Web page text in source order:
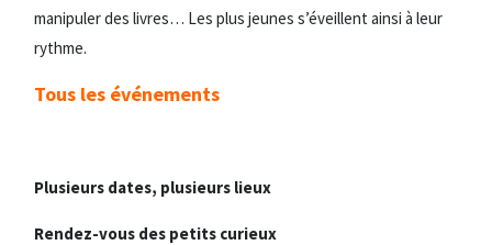
manipuler des livres… Les plus jeunes s’éveillent ainsi à leur
rythme.
Tous les événements
Plusieurs dates, plusieurs lieux
Rendez-vous des petits curieux